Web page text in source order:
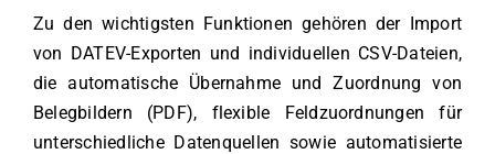
Zu den wichtigsten Funktionen gehören der Import
von DATEV-Exporten und individuellen CSV-Dateien,
die automatische Übernahme und Zuordnung von
Belegbildern (PDF), flexible Feldzuordnungen für
unterschiedliche Datenquellen sowie automatisierte